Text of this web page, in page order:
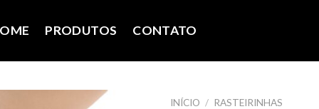
PRODUTOS CONTATO
INÍCIO / RASTEIRINHAS